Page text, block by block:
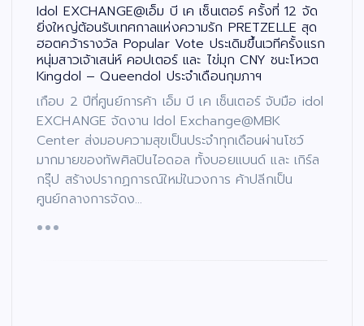
Idol EXCHANGE@เอ็ม บี เค เซ็นเตอร์ ครั้งที่ 12 จัด
ยิ่งใหญ่ต้อนรับเทศกาลแห่งความรัก PRETZELLE สุด
ฮอตคว้ารางวัล Popular Vote ประเดิมขึ้นเวทีครั้งแรก
หนุ่มสาวเจ้าเสน่ห์ คอปเตอร์ และ ไข่มุก CNY ชนะโหวต
Kingdol – Queendol ประจำเดือนกุมภาฯ
เกือบ 2 ปีที่ศูนย์การค้า เอ็ม บี เค เซ็นเตอร์ จับมือ idol
EXCHANGE จัดงาน Idol Exchange@MBK
Center ส่งมอบความสุขเป็นประจำทุกเดือนผ่านโชว์
มากมายของทัพศิลปินไอดอล ทั้งบอยแบนด์ และ เกิร์ล
กรุ๊ป สร้างปรากฏการณ์ใหม่ในวงการ ค้าปลีกเป็น
ศูนย์กลางการจัดง…